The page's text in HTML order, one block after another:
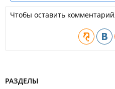
Чтобы оставить
РАЗДЕЛЫ